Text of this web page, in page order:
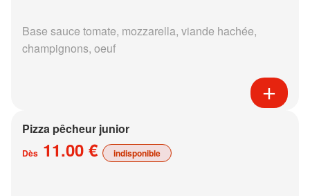
Base sauce tomate, mozzarella, viande hachée,
champignons, oeuf
Pizza pêcheur junior
Dès 11.00 € indisponible